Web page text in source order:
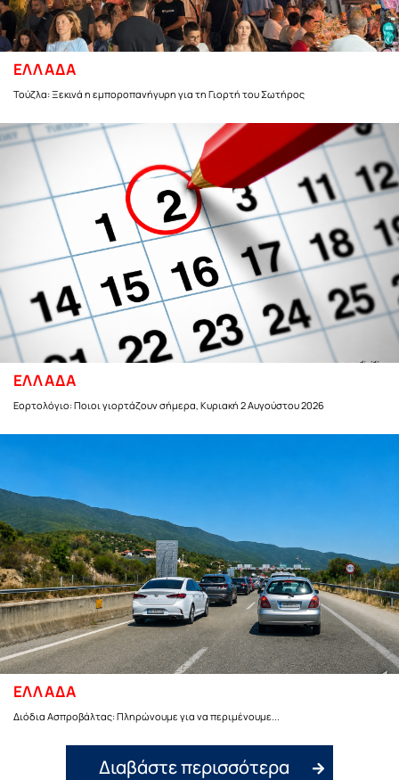
ΕΛΛΑΔΑ
Τούζλα: Ξεκινά η εμποροπανήγυρη για τη Γιορτή του Σωτήρος
ΕΛΛΑΔΑ
Εορτολόγιο: Ποιοι γιορτάζουν σήμερα, Κυριακή 2 Αυγούστου 2026
ΕΛΛΑΔΑ
Διόδια Ασπροβάλτας: Πληρώνουμε για να περιμένουμε...
Διαβάστε περισσότερα